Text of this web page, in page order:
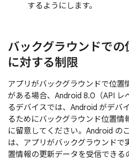
するようにします。
バックグラウンドで
に対する制限
アプリがバックグラウンドで位置
がある場合、Android 8.0（API レ
るデバイスでは、Android がデバ
るためにバックグラウンド位置情
に留意してください。Android の
は、アプリがバックグラウンドで
置情報の更新データを受信できる